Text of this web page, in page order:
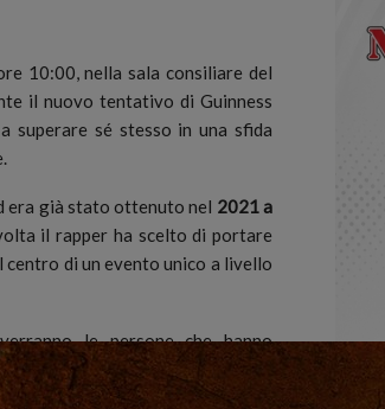
10:00, nella sala consiliare del
il nuovo tentativo di Guinness
superare sé stesso in una sfida
era già stato ottenuto nel 2021 a
il rapper ha scelto di portare
di un evento unico a livello
le persone che hanno
sposterà presso il Garden di Praia